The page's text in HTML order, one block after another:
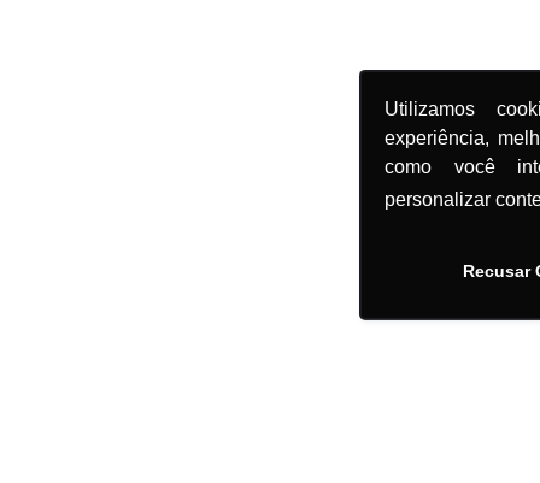
Utilizamos
experiência,
como você
personalizar
Recusar